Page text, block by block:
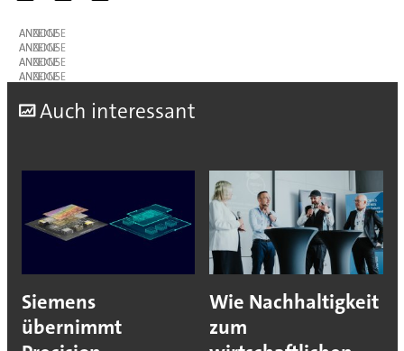
ANZEIGE
ANZEIGE
ANZEIGE
ANZEIGE
Auch interessant
Siemens
übernimmt
Wie Nachhaltigkeit
zum